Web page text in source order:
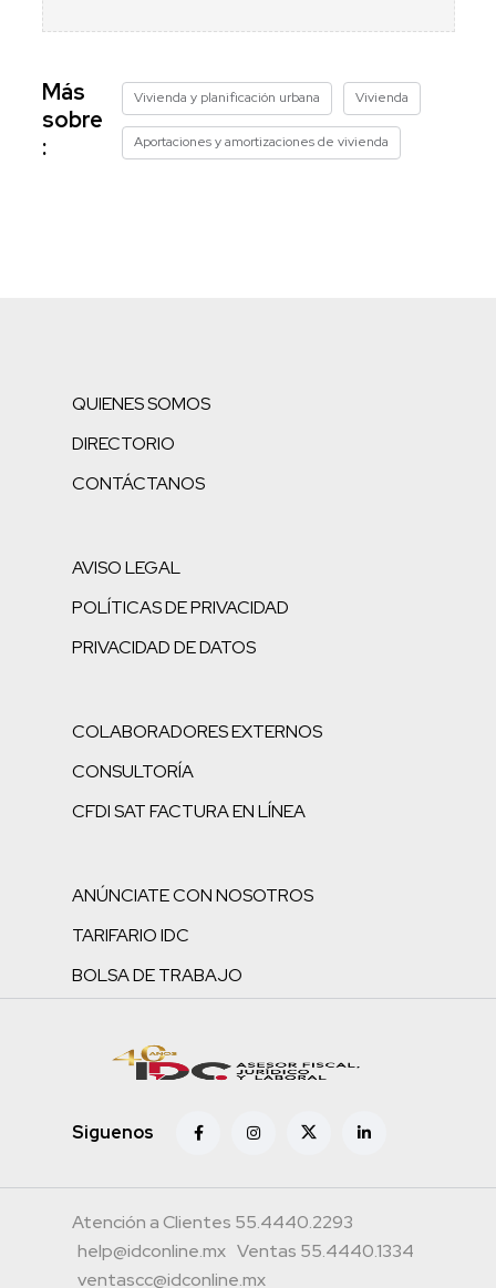
Más
sobre
:
Vivienda y planificación urbana Vivienda
Aportaciones y amortizaciones de vivienda
QUIENES SOMOS
DIRECTORIO
CONTÁCTANOS
AVISO LEGAL
POLÍTICAS DE PRIVACIDAD
PRIVACIDAD DE DATOS
COLABORADORES EXTERNOS
CONSULTORÍA
CFDI SAT FACTURA EN LÍNEA
ANÚNCIATE CON NOSOTROS
TARIFARIO IDC
BOLSA DE TRABAJO
Siguenos
Atención a Clientes 55.4440.2293
help@idconline.mx Ventas 55.4440.1334
ventascc@idconline.mx